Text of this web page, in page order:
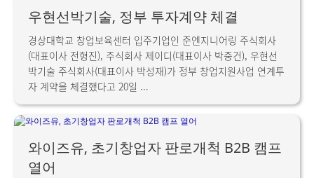
우현선박기술, 정부 투자계약 체결
경상대학교 창업보육센터 입주기업인 준엔지니어링 주식회사
(대표이사 전형진), 주식회사 제이디(대표이사 박중건), 우현선
박기술 주식회사(대표이사 박성재)가 정부 창업지원사업 연계투
자 계약을 체결했다고 20일 ...
와이즈유, 초기창업자 판로개척 B2B 캠프
열어